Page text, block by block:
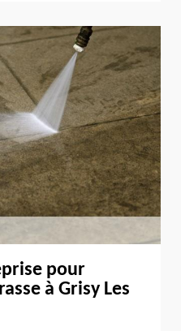
pour
à Grisy Les